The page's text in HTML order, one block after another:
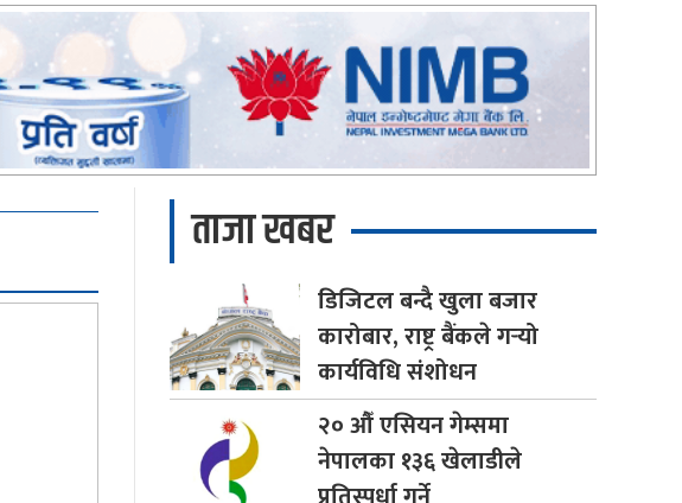
ताजा खबर
डिजिटलबन्दै खुला बजार
कारोबार, राष्ट्र बैंकले गर्‍यो
कार्यविधि संशोधन
२०औँ एसियन गेम्समा
नेपालका १३६ खेलाडीले